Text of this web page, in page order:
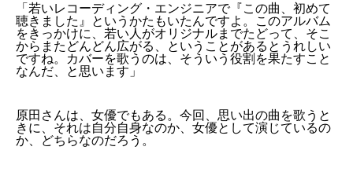
「若いレコーディング・エンジニアで『この曲、初めて
聴きました』というかたもいたんですよ。このアルバム
をきっかけに、若い人がオリジナルまでたどって、そこ
からまたどんどん広がる、ということがあるとうれしい
ですね。カバーを歌うのは、そういう役割を果たすこと
なんだ、と思います」
原田さんは、女優でもある。今回、思い出の曲を歌うと
きに、それは自分自身なのか、女優として演じているの
か、どちらなのだろう。